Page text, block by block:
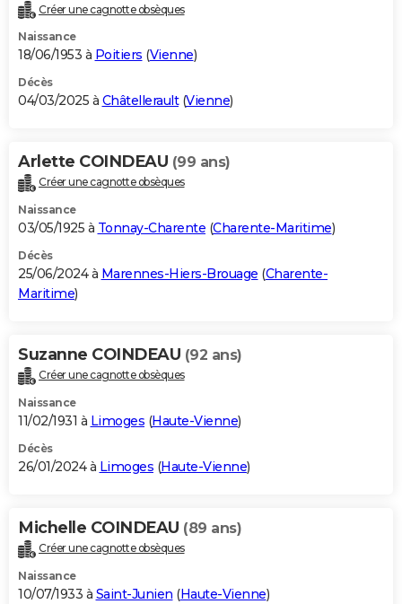
Créer une cagnotte obsèques
Naissance
18/06/1953 à Poitiers (Vienne)
Décès
04/03/2025 à Châtellerault(Vienne)
Arlette COINDEAU (99 ans)
Créer une cagnotte obsèques
Naissance
03/05/1925 à Tonnay-Charente (Charente-Maritime)
Décès
25/06/2024 à Marennes-Hiers-Brouage (Charente-
Maritime)
Suzanne COINDEAU (92 ans)
Créer une cagnotte obsèques
Naissance
11/02/1931 à Limoges (Haute-Vienne)
Décès
26/01/2024 à Limoges (Haute-Vienne)
Michelle COINDEAU (89 ans)
Créer une cagnotte obsèques
Naissance
10/07/1933 à Saint-Junien (Haute-Vienne)